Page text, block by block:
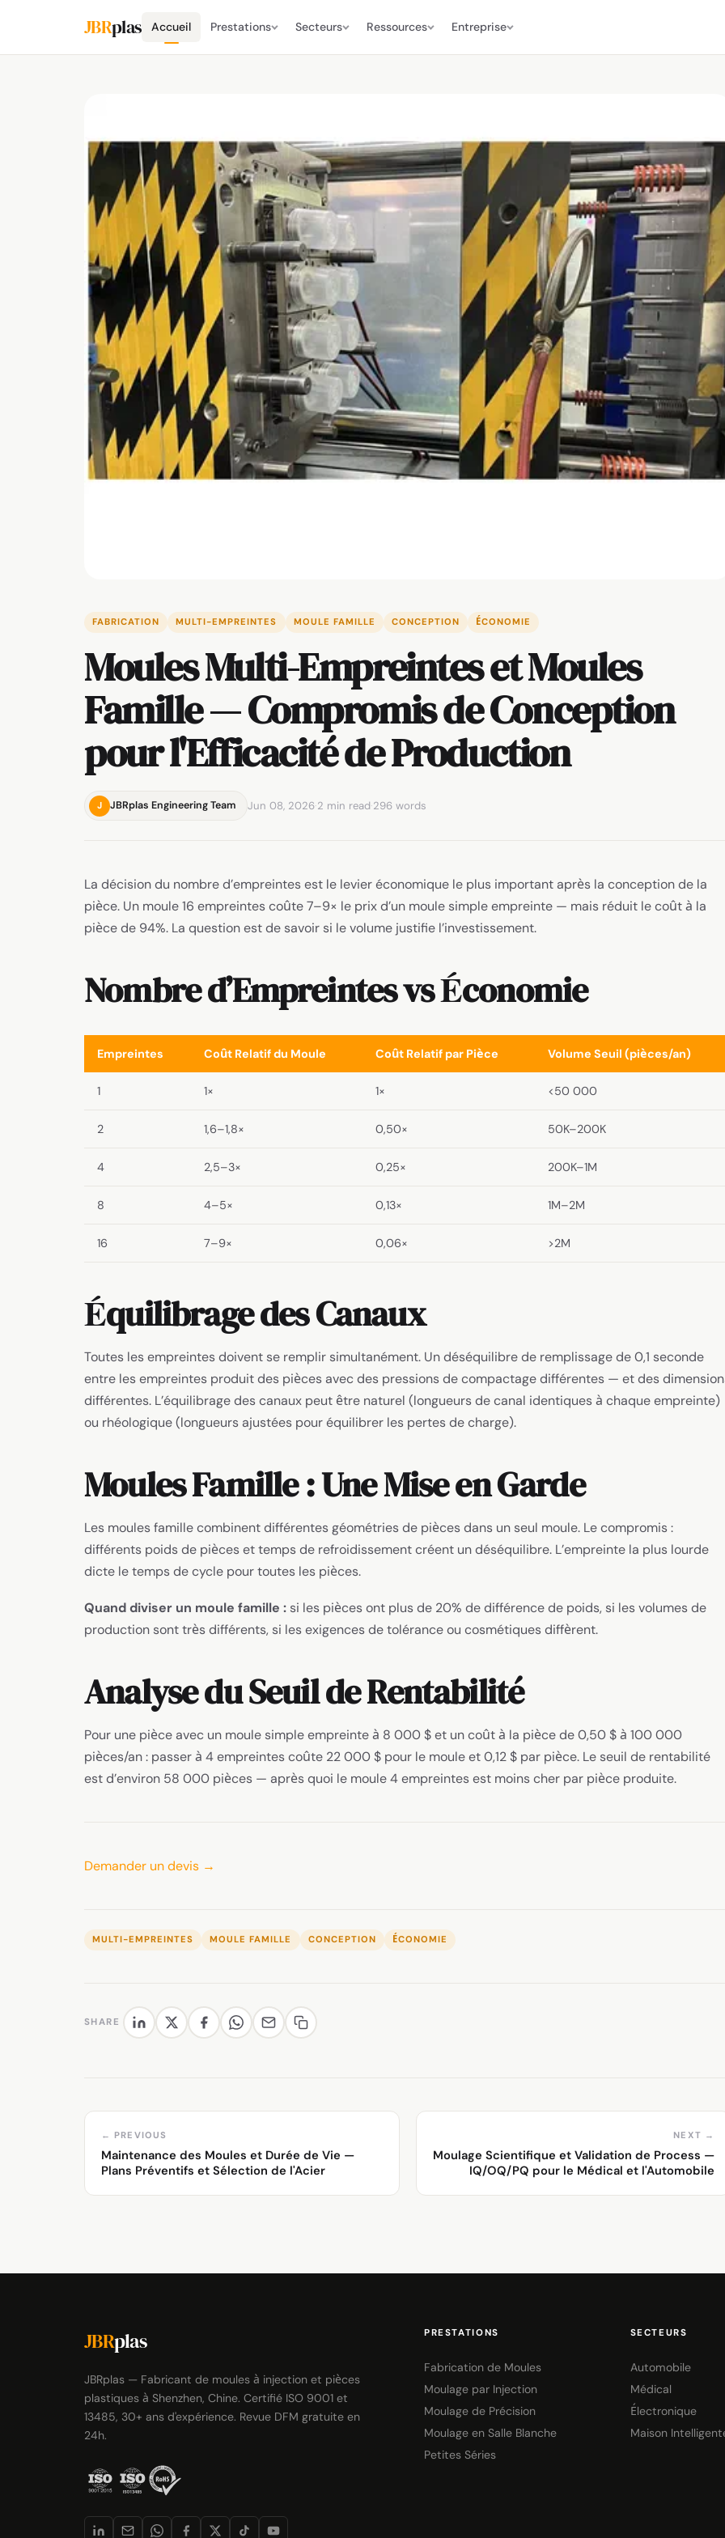
JBRplas Accueil Prestations Secteurs Ressources Entreprise
FABRICATION MULTI-EMPREINTES MOULE FAMILLE CONCEPTION ÉCONOMIE
Moules Multi-Empreintes et Moules
Famille — Compromis de Conception
pour l'Efficacité de Production
J JBRplas Engineering Team Jun 08, 2026·2 min read·296 words
La décision du nombre d’empreintes est le levier économique le plus important après la conception de la
pièce. Un moule 16 empreintes coûte 7–9× le prix d’un moule simple empreinte — mais réduit le coût à la
pièce de 94%. La question est de savoir si le volume justifie l’investissement.
Nombre d’Empreintes vs Économie
Empreintes Coût Relatif du Moule Coût Relatif par Pièce Volume Seuil (pièces/an)
1 1× 1× <50 000
2 1,6–1,8× 0,50× 50K–200K
4 2,5–3× 0,25× 200K–1M
8 4–5× 0,13× 1M–2M
16 7–9× 0,06× >2M
Équilibrage des Canaux
Toutes les empreintes doivent se remplir simultanément. Un déséquilibre de remplissage de 0,1 seconde
entre les empreintes produit des pièces avec des pressions de compactage différentes — et des
différentes. L’équilibrage des canaux peut être naturel (longueurs de canal identiques à chaque empreinte)
ou rhéologique (longueurs ajustées pour équilibrer les pertes de charge).
Moules Famille : Une Mise en Garde
Les moules famille combinent différentes géométries de pièces dans un seul moule. Le compromis :
différents poids de pièces et temps de refroidissement créent un déséquilibre. L’empreinte la plus lourde
dicte le temps de cycle pour toutes les pièces.
Quand diviser un moule famille : si les pièces ont plus de 20% de différence de poids, si les volumes de
production sont très différents, si les exigences de tolérance ou cosmétiques diffèrent.
Analyse du Seuil de Rentabilité
Pour une pièce avec un moule simple empreinte à 8 000 $ et un coût à la pièce de 0,50 $ à 100 000
pièces/an : passer à 4 empreintes coûte 22 000 $ pour le moule et 0,12 $ par pièce. Le seuil de rentabilité
est d’environ 58 000 pièces — après quoi le moule 4 empreintes est moins cher par pièce produite.
Demander un devis →
MULTI-EMPREINTES MOULE FAMILLE CONCEPTION ÉCONOMIE
SHARE
← PREVIOUS
Maintenance des Moules et Durée de Vie —
Plans Préventifs et Sélection de l'Acier
NEXT →
Moulage Scientifique et Validation de Process —
IQ/OQ/PQ pour le Médical et l'Automobile
JBRplas
JBRplas — Fabricant de moules à injection et pièces
plastiques à Shenzhen, Chine. Certifié ISO 9001 et
13485, 30+ ans d'expérience. Revue DFM gratuite en
24h.
PRESTATIONS
Fabrication de Moules
Moulage par Injection
Moulage de Précision
Moulage en Salle Blanche
Petites Séries
SECTEURS
Automobile
Médical
Électronique
Maison